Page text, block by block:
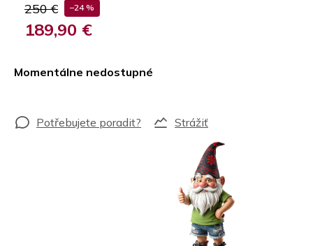
250 € –24 %
189,90 €
Momentálne nedostupné
Strážiť